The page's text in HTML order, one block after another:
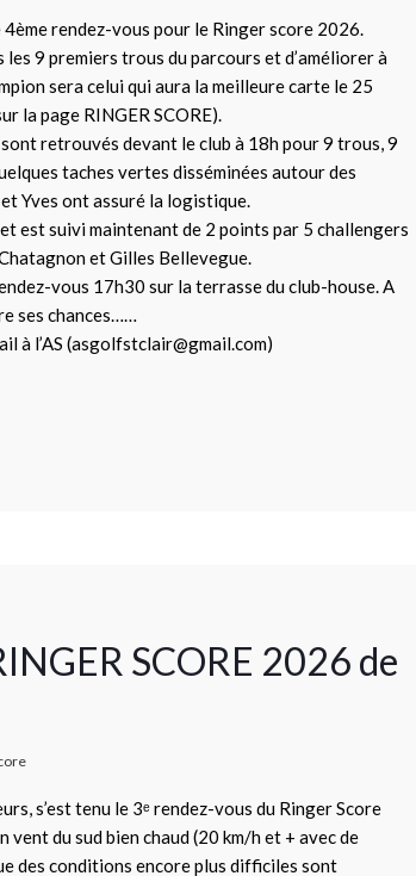
rendez-vous pour le Ringer score 2026.
9 premiers trous du parcours et d’améliorer à
sera celui qui aura la meilleure carte le 25
la page RINGER SCORE).
retrouvés devant le club à 18h pour 9 trous, 9
taches vertes disséminées autour des
Yves ont assuré la logistique.
est suivi maintenant de 2 points par 5 challengers
et Gilles Bellevegue.
vous 17h30 sur la terrasse du club-house. A
ses chances……
à l’AS (asgolfstclair@gmail.com)
SCORE 2026 de
s’est tenu le 3ᵉ rendez-vous du Ringer Score
vent du sud bien chaud (20 km/h et + avec de
des conditions encore plus difficiles sont